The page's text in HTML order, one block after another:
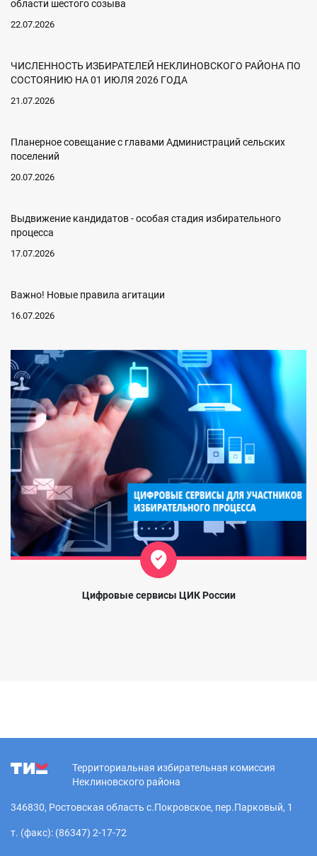
области шестого созыва
22.07.2026
ЧИСЛЕННОСТЬ ИЗБИРАТЕЛЕЙ НЕКЛИНОВСКОГО РАЙОНА ПО
СОСТОЯНИЮ НА 01 ИЮЛЯ 2026 ГОДА
21.07.2026
Планерное совещание с главами Администраций сельских
поселений
20.07.2026
Выдвижение кандидатов - особая стадия избирательного
процесса
17.07.2026
Важно! Новые правила агитации
16.07.2026
Цифровые сервисы ЦИК России
Территориальная избирательная комиссия
Неклиновского района
346830, Ростовская область с.Покровское, пер.Парковый, 1
т. (факс): (86347) 2-17-72